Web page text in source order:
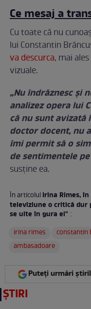
Ce mesaj a
Cu toate că nu
lui Constantin
va descurca, mai
vizuale.
„Nu îndrăznesc şi
analizez opera lui
că nu sunt
doctor docent, nu
îmi permit să o
de sentimentele
susţine ea.
În articolulIrina Rimes,
televiziune o critică dur
se uite în gura ei" :
irina rimes
constantin
ambasadoare
Puteți urmări
ȘTIRI